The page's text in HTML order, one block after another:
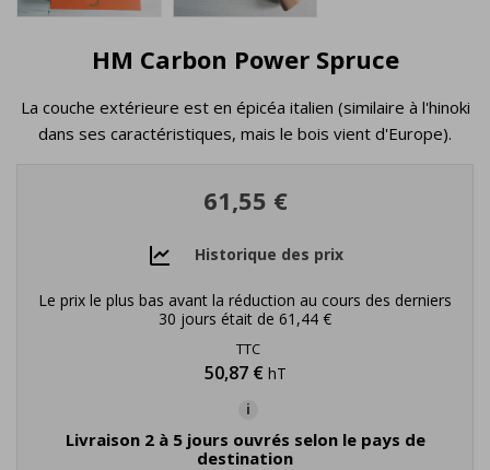
HM Carbon Power Spruce
La couche extérieure est en épicéa italien (similaire à l'hinoki
dans ses caractéristiques, mais le bois vient d'Europe).
61,55 €
Historique des prix
Le prix le plus bas avant la réduction au cours des derniers
30 jours était de 61,44 €
TTC
50,87 € hT
i
Livraison 2 à 5 jours ouvrés selon le pays de
destination